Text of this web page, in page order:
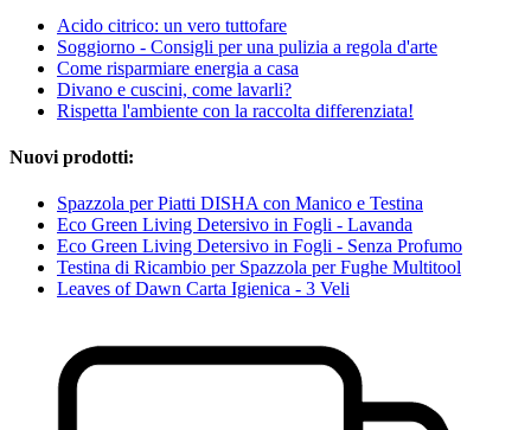
Acido citrico: un vero tuttofare
Soggiorno - Consigli per una pulizia a regola d'arte
Come risparmiare energia a casa
Divano e cuscini, come lavarli?
Rispetta l'ambiente con la raccolta differenziata!
Nuovi prodotti:
Spazzola per Piatti DISHA con Manico e Testina
Eco Green Living Detersivo in Fogli - Lavanda
Eco Green Living Detersivo in Fogli - Senza Profumo
Testina di Ricambio per Spazzola per Fughe Multitool
Leaves of Dawn Carta Igienica - 3 Veli